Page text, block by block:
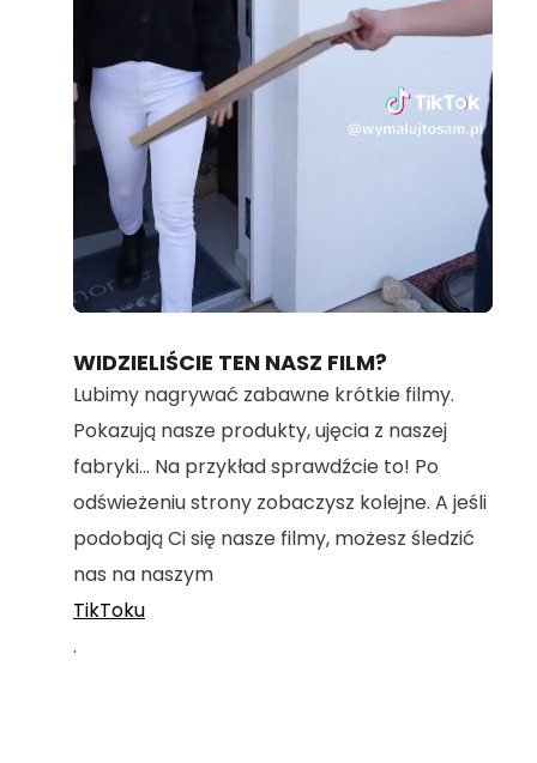
Unmute Loaded
100.00%
WIDZIELIŚCIE TEN NASZ FILM?
Lubimy nagrywać zabawne krótkie filmy.
Pokazują nasze produkty, ujęcia z naszej
fabryki... Na przykład sprawdźcie to! Po
odświeżeniu strony zobaczysz kolejne. A jeśli
podobają Ci się nasze filmy, możesz śledzić
nas na naszym
TikToku
.